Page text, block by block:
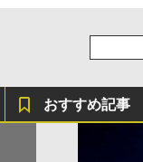
[
おすすめ記事